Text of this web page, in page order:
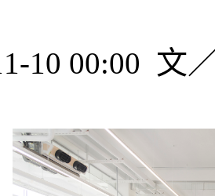
10 00:00 文